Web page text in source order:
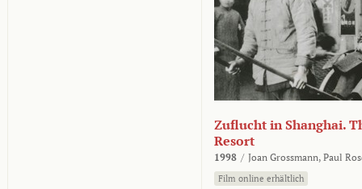
Zuflucht in Shanghai.
Resort
1998 / Joan Grossmann, Paul
Film online erhältlich